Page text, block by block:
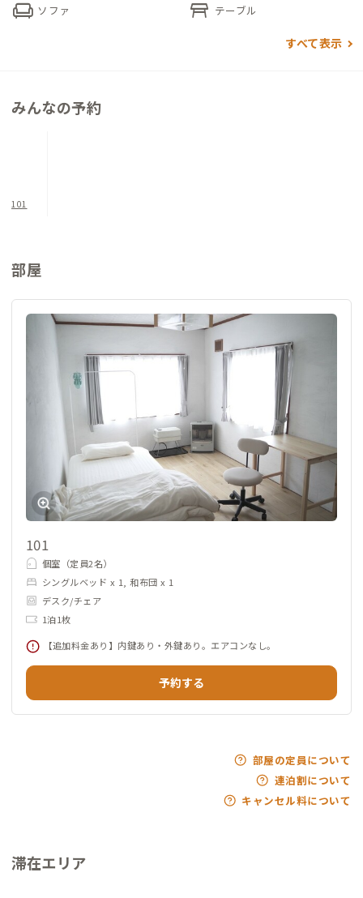
是非家守までご相談ください。
chair ソファ table_restaurant テーブル
すべて表示
みんなの予約
101
部屋
101
個室（定員2名）
シングルベッド x 1, 和布団 x 1
デスク/チェア
1泊1枚
【追加料金あり】内鍵あり・外鍵あり。エアコンなし。
予約する
部屋の定員について
連泊割について
キャンセル料について
滞在エリア